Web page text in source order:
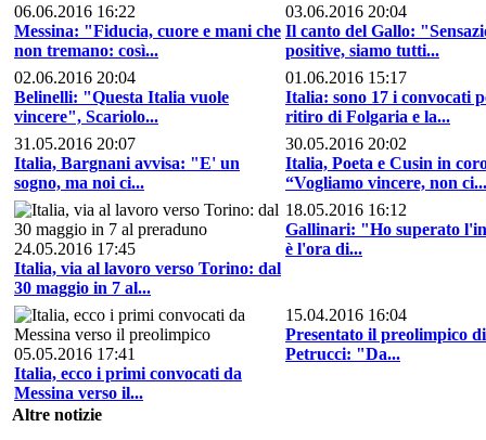
06.06.2016 16:22
Messina: "Fiducia, cuore e mani che
non tremano: così...
03.06.2016 20:04
Il canto del Gallo:
positive, siamo tutti...
02.06.2016 20:04
Belinelli: "Questa Italia vuole
vincere", Scariolo...
01.06.2016 15:17
Italia: sono 17 i convocati
ritiro di Folgaria e la...
31.05.2016 20:07
Italia, Bargnani avvisa: "E' un
sogno, ma noi ci...
30.05.2016 20:02
Italia, Poeta e Cusin in
“Vogliamo vincere, non ci...
24.05.2016 17:45
Italia, via al lavoro verso Torino: dal
30 maggio in 7 al...
18.05.2016 16:12
Gallinari: "Ho superato
è l'ora di...
05.05.2016 17:41
Italia, ecco i primi convocati da
Messina verso il...
15.04.2016 16:04
Presentato il preolimpico
Petrucci: "Da...
Altre notizie